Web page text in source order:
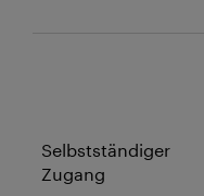
Selbstständiger
Zugang